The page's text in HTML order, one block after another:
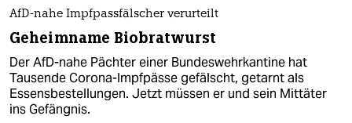
AfD-nahe Impfpassfälscher verurteilt
Geheimname Biobratwurst
Der AfD-nahe Pächter einer Bundeswehrkantine hat
Tausende Corona-Impfpässe gefälscht, getarnt als
Essensbestellungen. Jetzt müssen er und sein Mittäter
ins Gefängnis.